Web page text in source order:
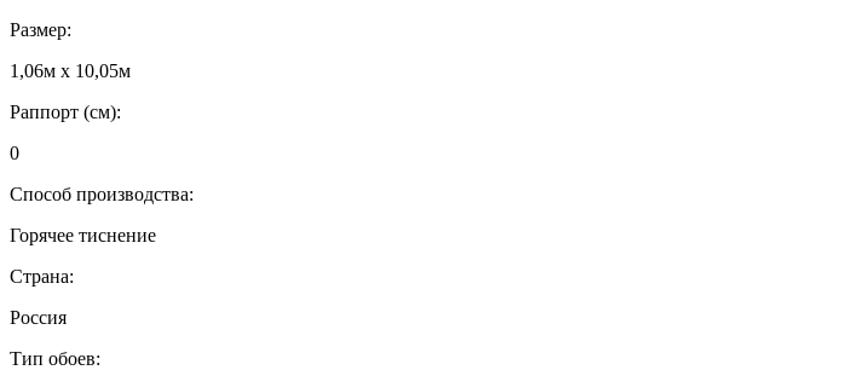
Размер:
1,06м х 10,05м
Раппорт (см):
0
Способ производства:
Горячее тиснение
Страна:
Россия
Тип обоев: